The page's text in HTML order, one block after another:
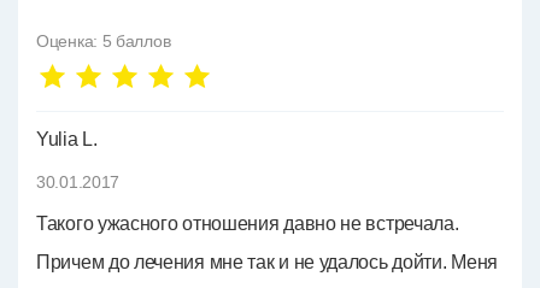
Оценка: 5 баллов
Yulia L.
30.01.2017
Такого ужасного отношения давно не встречала.
Причем до лечения мне так и не удалось дойти. Меня